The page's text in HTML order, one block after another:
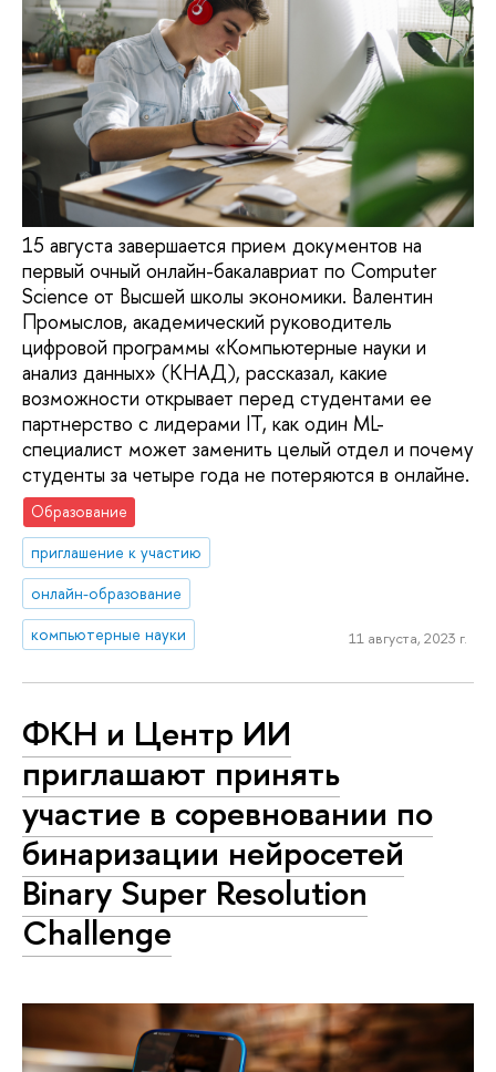
15 августа завершается прием документов на
первый очный онлайн-бакалавриат по Computer
Science от Высшей школы экономики. Валентин
Промыслов, академический руководитель
цифровой программы «Компьютерные науки и
анализ данных» (КНАД), рассказал, какие
возможности открывает перед студентами ее
партнерство с лидерами IT, как один ML-
специалист может заменить целый отдел и почему
студенты за четыре года не потеряются в онлайне.
Образование
приглашение к участию
онлайн-образование
компьютерные науки
11 августа, 2023 г.
ФКН и Центр ИИ
приглашают принять
участие в соревновании по
бинаризации нейросетей
Binary Super Resolution
Challenge